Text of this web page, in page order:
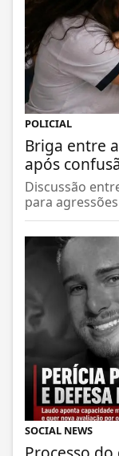
POLICIAL
Briga entre
após
Discussão
para
SOCIAL NEWS